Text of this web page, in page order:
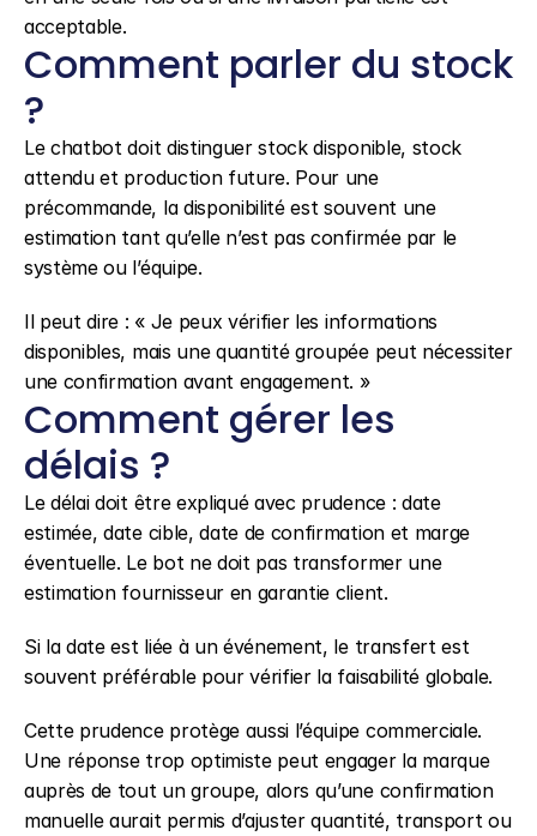
acceptable.
Comment parler du stock
?
Le chatbot doit distinguer stock disponible, stock
attendu et production future. Pour une
précommande, la disponibilité est souvent une
estimation tant qu’elle n’est pas confirmée par le
système ou l’équipe.
Il peut dire : « Je peux vérifier les informations
disponibles, mais une quantité groupée peut nécessiter
une confirmation avant engagement. »
Comment gérer les
délais ?
Le délai doit être expliqué avec prudence : date
estimée, date cible, date de confirmation et marge
éventuelle. Le bot ne doit pas transformer une
estimation fournisseur en garantie client.
Si la date est liée à un événement, le transfert est
souvent préférable pour vérifier la faisabilité globale.
Cette prudence protège aussi l’équipe commerciale.
Une réponse trop optimiste peut engager la marque
auprès de tout un groupe, alors qu’une confirmation
manuelle aurait permis d’ajuster quantité, transport ou